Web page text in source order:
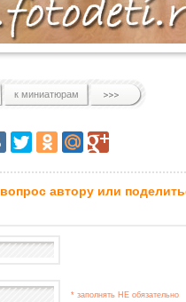
к миниатюрам
автору или
* заполнять НЕ обязательно